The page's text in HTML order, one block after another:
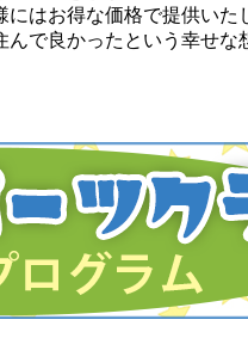
はお得な価格で提供いた
で良かったという幸せ